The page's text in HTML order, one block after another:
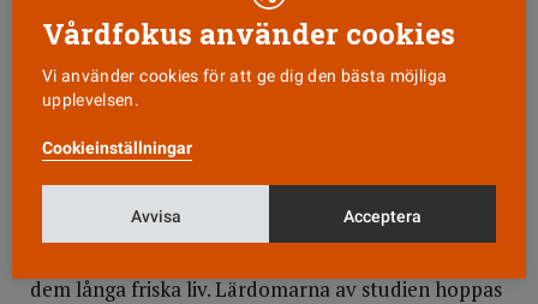
Malmöbor att få bo i Cilento i tre månader. De
inkvarteras hos italienare och får äta den mat som
de äter och leva det liv som de gör. Samtidigt får
Cilentobor leva i Malmö under lika lång tid. På så
sätt kan forskarna se om riskprofilen i blod
– Detta är en unik möjlighet för oss att förstå vad
dem långa friska liv. Lärdomarna av studien hoppas
Vårdfokus använder cookies
Vi använder cookies för att ge dig den bästa möjliga
upplevelsen.
Cookieinställningar
Avvisa Acceptera